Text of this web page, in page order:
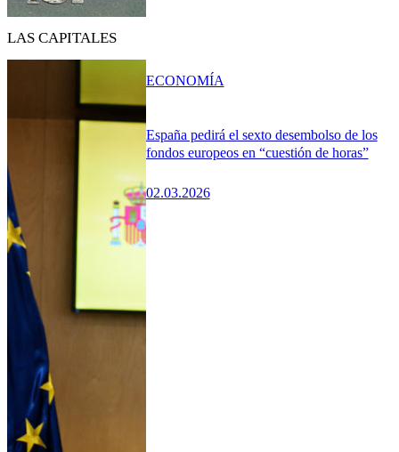
LAS CAPITALES
España pedirá el sexto desembolso de los
fondos europeos en “cuestión de horas”
02.03.2026
ECONOMÍA